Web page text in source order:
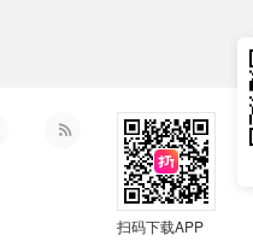
扫码下载APP